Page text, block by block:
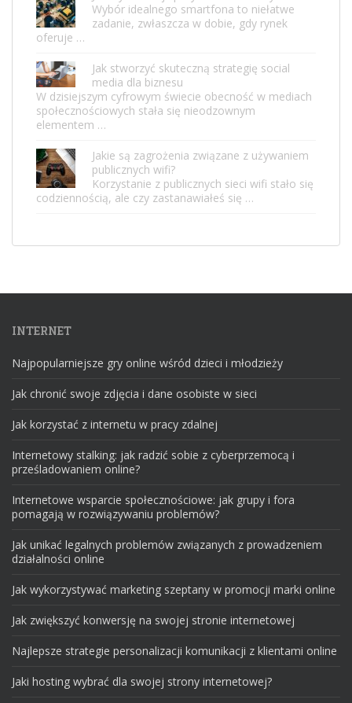
Wybór idealnego smartfona to niełatwe
zadanie, zwłaszcza w dobie, gdy rynek
oferuje …
Jak stworzyć skuteczną strategię social
media dla biznesu
W dzisiejszym cyfrowym świecie obecność w mediach
społecznościowych stała się nieodzownym
elementem …
Jakie są zagrożenia związane z używaniem
publicznych wifi?
Korzystanie z publicznych sieci wifi stało się
codziennością, ale czy zastanawiałeś się …
INTERNET
Najpopularniejsze gry online wśród dzieci i młodzieży
Jak chronić swoje zdjęcia i dane osobiste w sieci
Jak korzystać z internetu w pracy zdalnej
Internetowy stalking: jak radzić sobie z cyberprzemocą i
prześladowaniem online?
Internetowe wsparcie społecznościowe: jak grupy i fora
pomagają w rozwiązywaniu problemów?
Jak unikać legalnych problemów związanych z prowadzeniem
działalności online
Jak wykorzystywać marketing szeptany w promocji marki online
Jak zwiększyć konwersję na swojej stronie internetowej
Najlepsze strategie personalizacji komunikacji z klientami online
Jaki hosting wybrać dla swojej strony internetowej?